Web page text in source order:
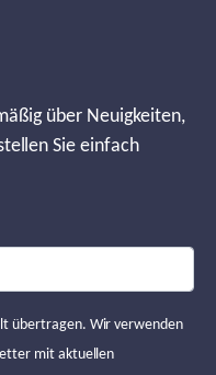
über Neuigkeiten,
Sie einfach
übertragen. Wir verwenden
mit aktuellen